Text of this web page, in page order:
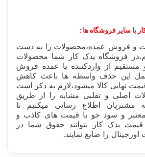
با سایر فروشگاه ها :
و فروش عمده،محصولات را به دست
فروشگاه یدک کار شما محصولات
از واردکننده یا عمده فروش
عمل این حذف واسطه ها باعث کاهش
درصد قیمت نهایی کالا میشود،لازم به ذکر است
اصلی و تقلبی مشابه را از طریق
مشتریان اطلاع رسانی میکنیم تا
و سود جو با قیمت های کاذب و
یدک کار نتوانند حقوق شما در
را ضایع نمایند.